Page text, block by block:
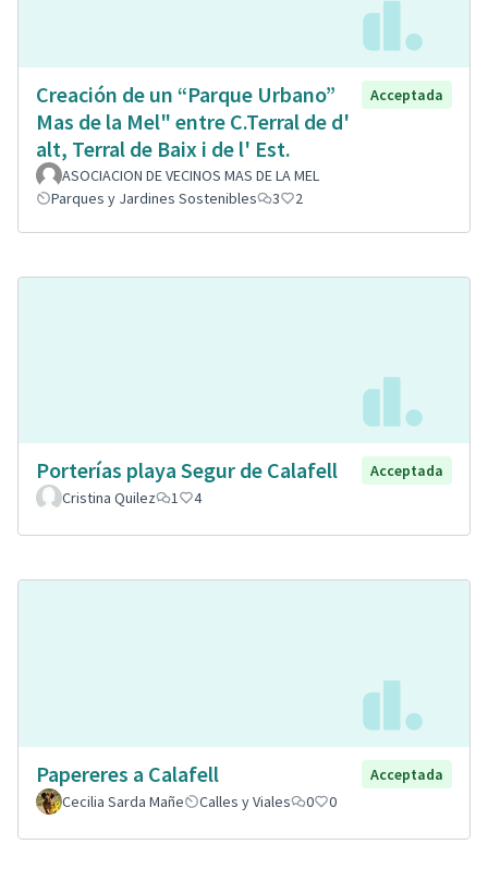
Creación de un “Parque Urbano”
Mas de la Mel" entre C.Terral de d'
alt, Terral de Baix i de l' Est.
Acceptada
ASOCIACION DE VECINOS MAS DE LA MEL
Parques y Jardines Sostenibles
3 2
Porterías playa Segur de Calafell
Acceptada
Cristina Quilez
1 4
Papereres a Calafell
Acceptada
Cecilia Sarda Mañe
Calles y Viales 0 0